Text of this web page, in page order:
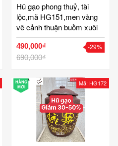
Hũ gạo phong thuỷ, tài
lộc,mã HG151,men vàng
vẽ cảnh thuận buồm xuôi
gió,15kg, lu khạp đựng
gạo,gốm bát tràng tinh vân
490,000₫
690,000₫
-29%
HÀNG
MỚI
Mã: HG172